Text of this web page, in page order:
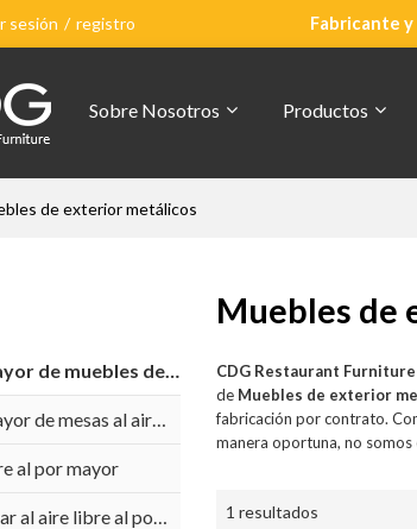
sesión / registro Fabricante
Sobre Nosotros Productos
de exterior metálicos
muebles de exterior
de mesas al aire libre
al por mayor
aire libre al por mayor
Muebles de
CDG Restaurant
de Muebles de exterior
fabricación por contrato.
manera oportuna, no
1 resultados